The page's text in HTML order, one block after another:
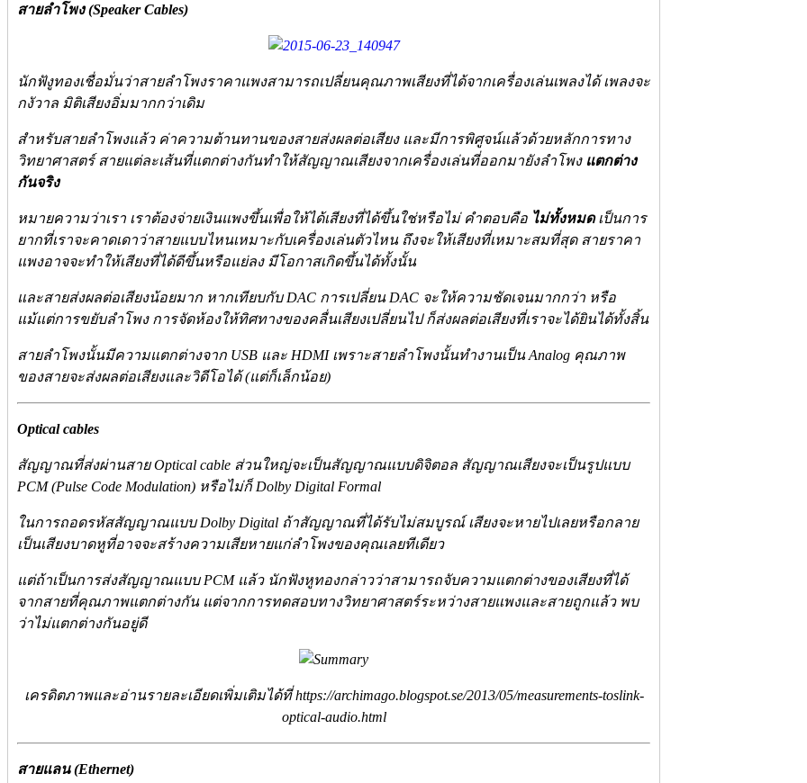
สายลำโพง (Speaker Cables)
นักฟังูทองเชื่อมั่นว่าสายลำโพงราคาแพงสามารถเปลี่ยนคุณภาพเสียงที่ได้จากเครื่องเล่นเพลงได้ เพลงจะ
กงัวาล มิติเสียงอิ่มมากกว่าเดิม
สำหรับสายลำโพงแล้ว ค่าความต้านทานของสายส่งผลต่อเสียง และมีการพิศูจน์แล้วด้วยหลักการทาง
วิทยาศาสตร์ สายแต่ละเส้นที่แตกต่างกันทำให้สัญญาณเสียงจากเครื่องเล่นที่ออกมายังลำโพง แตกต่าง
กันจริง
หมายความว่าเรา เราต้องจ่ายเงินแพงขึ้นเพื่อให้ได้เสียงที่ได้ขึ้นใช่หรือไม่ คำตอบคือ ไม่ทั้งหมดเป็นการ
ยากที่เราจะคาดเดาว่าสายแบบไหนเหมาะกับเครื่องเล่นตัวไหน ถึงจะให้เสียงที่เหมาะสมที่สุด สายราคา
แพงอาจจะทำให้เสียงที่ได้ดีขึ้นหรือแย่ลง มีโอกาสเกิดขึ้นได้ทั้งนั้น
และสายส่งผลต่อเสียงน้อยมาก หากเทียบกับ DAC การเปลี่ยน DAC จะให้ความชัดเจนมากกว่า หรือ
แม้แต่การขยับลำโพง การจัดห้องให้ทิศทางของคลื่นเสียงเปลี่ยนไป ก็ส่งผลต่อเสียงที่เราจะได้ยินได้ทั้งสิ้น
สายลำโพงนั้นมีความแตกต่างจาก USB และ HDMI เพราะสายลำโพงนั้นทำงานเป็น Analog คุณภาพ
ของสายจะส่งผลต่อเสียงและวิดีโอได้ (แต่ก็เล็กน้อย)
Optical cables
สัญญาณที่ส่งผ่านสาย Optical cable ส่วนใหญ่จะเป็นสัญญาณแบบดิจิตอล สัญญาณเสียงจะเป็นรูปแบบ
PCM (Pulse Code Modulation) หรือไม่ก็ Dolby Digital Formal
ในการถอดรหัสสัญญาณแบบ Dolby Digital ถ้าสัญญาณที่ได้รับไม่สมบูรณ์ เสียงจะหายไปเลยหรือกลาย
เป็นเสียงบาดหูที่อาจจะสร้างความเสียหายแก่ลำโพงของคุณเลยทีเดียว
แต่ถ้าเป็นการส่งสัญญาณแบบ PCM แล้ว นักฟังหูทองกล่าวว่าสามารถจับความแตกต่างของเสียงที่ได้
จากสายที่คุณภาพแตกต่างกัน แต่จากการทดสอบทางวิทยาศาสตร์ระหว่างสายแพงและสายถูกแล้ว พบ
ว่าไม่แตกต่างกันอยู่ดี
เครดิตภาพและอ่านรายละเอียดเพิ่มเติมได้ที่ https://archimago.blogspot.se/2013/05/measurements-toslink-
optical-audio.html
สายแลน (Ethernet)